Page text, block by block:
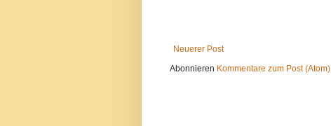
Neuerer Post
Abonnieren Kommentare zum Post (Atom)